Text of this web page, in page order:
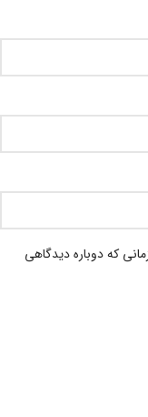
که دوباره دیدگاهی